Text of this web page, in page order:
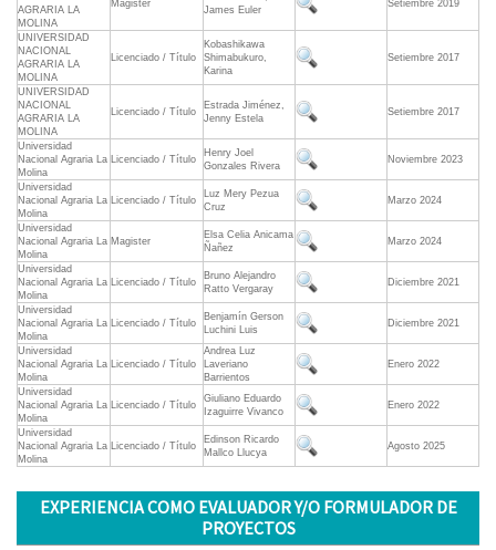
AGRARIA LA
MOLINA
Magister
James Euler
Setiembre 2019
UNIVERSIDAD
NACIONAL
AGRARIA LA
MOLINA
Licenciado / Título
Kobashikawa
Shimabukuro,
Karina
Setiembre 2017
UNIVERSIDAD
NACIONAL
AGRARIA LA
MOLINA
Licenciado / Título
Estrada Jiménez,
Jenny Estela
Setiembre 2017
Universidad
Nacional Agraria La
Molina
Licenciado / Título
Henry Joel
Gonzales Rivera
Noviembre 2023
Universidad
Nacional Agraria La
Molina
Licenciado / Título
Luz Mery Pezua
Cruz
Marzo 2024
Universidad
Nacional Agraria La
Molina
Magister
Elsa Celia Anicama
Ñañez
Marzo 2024
Universidad
Nacional Agraria La
Molina
Licenciado / Título
Bruno Alejandro
Ratto Vergaray
Diciembre 2021
Universidad
Nacional Agraria La
Molina
Licenciado / Título
Benjamín Gerson
Luchini Luis
Diciembre 2021
Universidad
Nacional Agraria La
Molina
Licenciado / Título
Andrea Luz
Laveriano
Barrientos
Enero 2022
Universidad
Nacional Agraria La
Molina
Licenciado / Título
Giuliano Eduardo
Izaguirre Vivanco
Enero 2022
Universidad
Nacional Agraria La
Molina
Licenciado / Título
Edinson Ricardo
Mallco Llucya
Agosto 2025
EXPERIENCIA COMO EVALUADOR Y/O FORMULADOR DE
PROYECTOS